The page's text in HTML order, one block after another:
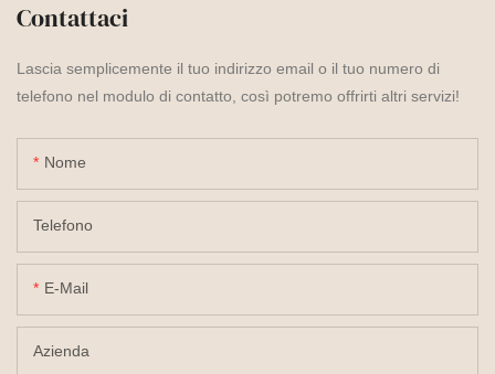
Contattaci
Lascia semplicemente il tuo indirizzo email o il tuo numero di
telefono nel modulo di contatto, così potremo offrirti altri servizi!
Nome
Telefono
E-Mail
Azienda